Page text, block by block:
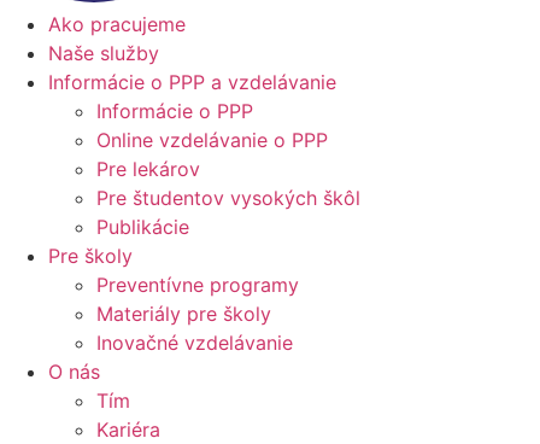
Ako pracujeme
Naše služby
Informácie o PPP a vzdelávanie
Informácie o PPP
Online vzdelávanie o PPP
Pre lekárov
Pre študentov vysokých škôl
Publikácie
Pre školy
Preventívne programy
Materiály pre školy
Inovačné vzdelávanie
O nás
Tím
Kariéra